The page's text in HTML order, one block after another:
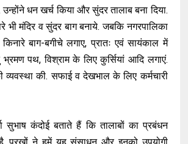
उन्होंने धन खर्च किया और सुंदर तालाब बना दिया.
भी मंदिर व सुंदर बाग बनाये. जबकि नगरपालिका
बाग-बगीचे लगाए, प्रातः एवं सायंकाल में
पथ, विश्राम के लिए कुर्सियां आदि लगाएं.
व्यवस्था की. सफाई व देखभाल के लिए कर्मचारी
सुभाष कंदोई बताते हैं कि तालाबों का प्रबंधन